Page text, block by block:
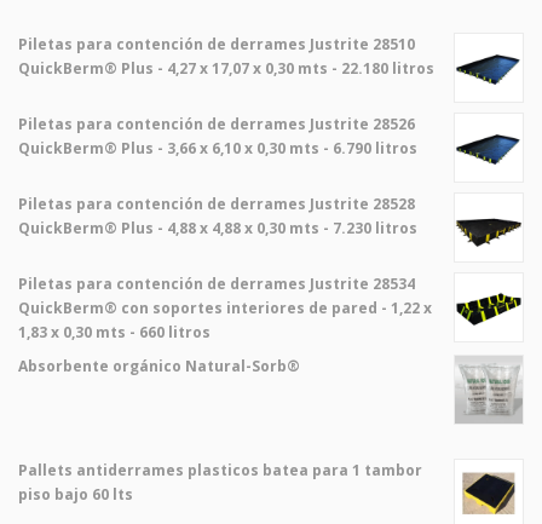
Piletas para contención de derrames Justrite 28510
QuickBerm® Plus - 4,27 x 17,07 x 0,30 mts - 22.180 litros
Piletas para contención de derrames Justrite 28526
QuickBerm® Plus - 3,66 x 6,10 x 0,30 mts - 6.790 litros
Piletas para contención de derrames Justrite 28528
QuickBerm® Plus - 4,88 x 4,88 x 0,30 mts - 7.230 litros
Piletas para contención de derrames Justrite 28534
QuickBerm® con soportes interiores de pared - 1,22 x
1,83 x 0,30 mts - 660 litros
Absorbente orgánico Natural-Sorb®
Pallets antiderrames plasticos batea para 1 tambor
piso bajo 60 lts